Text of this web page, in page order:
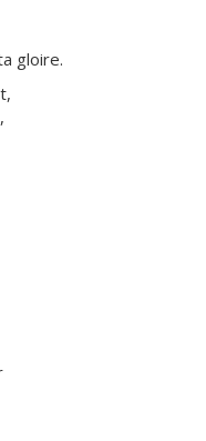
gloire.